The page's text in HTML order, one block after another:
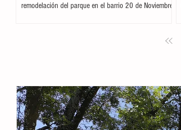
remodelación del parque en el barrio 20 de Noviembre,
Sarmiento Tovilla, así como por autoridades locales y
recreaci